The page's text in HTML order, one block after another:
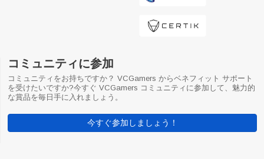
コミュニティに参加
コミュニティをお持ちですか？ VCGamers からベネフィット サポート
を受けたいですか?今すぐ VCGamers コミュニティに参加して、魅力的
な賞品を毎日手に入れましょう。
今すぐ参加しましょう！